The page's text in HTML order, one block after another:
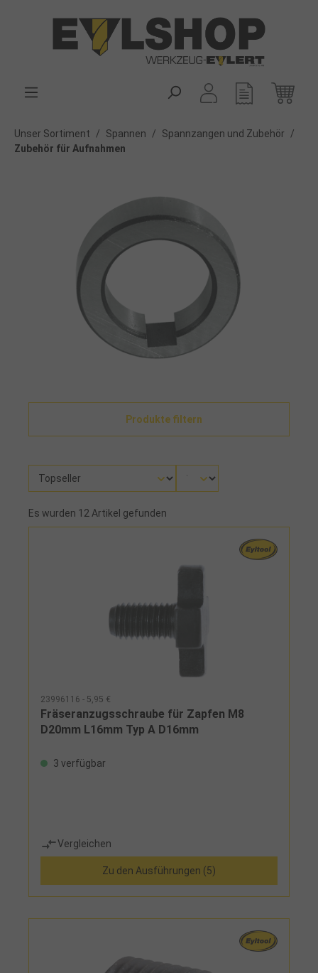
Unser Sortiment / Spannen / Spannzangen und Zubehör
/
Zubehör für Aufnahmen
Produkte filtern
Es wurden 12 Artikel gefunden
23996116 - 5,95 €
Fräseranzugsschraube für Zapfen M8
D20mm L16mm Typ A D16mm
3 verfügbar
Vergleichen
Zu den Ausführungen (5)